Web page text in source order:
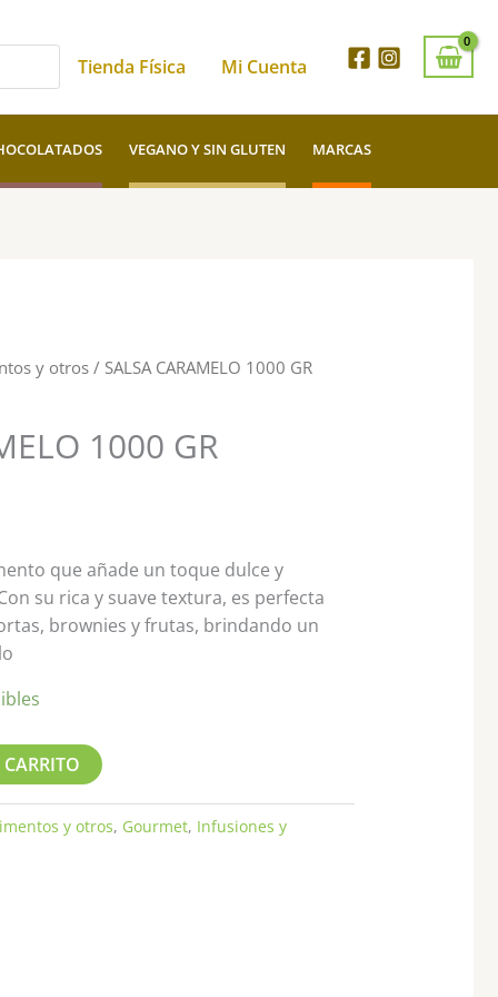
Tienda Física Mi Cuenta
VEGANO Y SIN GLUTEN MARCAS
y otros / SALSA CARAMELO 1000 GR
1000 GR
que añade un toque dulce y
su rica y suave textura, es perfecta
brownies y frutas, brindando un
y otros, Gourmet, Infusiones y